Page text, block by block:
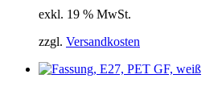
exkl. 19 % MwSt.
zzgl. Versandkosten